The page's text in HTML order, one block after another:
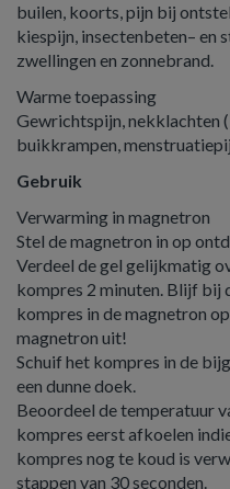
builen, koorts, pijn bij
kiespijn, insectenbeten– en
zwellingen en zonnebrand.
Warme toepassing
Gewrichtspijn, nekklachten
buikkrampen,
Gebruik
Verwarming in magnetron
Stel de magnetron in op
Verdeel de gel gelijkmatig
kompres 2 minuten. Blijf bij
kompres in de magnetron
magnetron uit!
Schuif het kompres in de
een dunne doek.
Beoordeel de temperatuur
kompres eerst afkoelen
kompres nog te koud is
stappen van 30 seconden.